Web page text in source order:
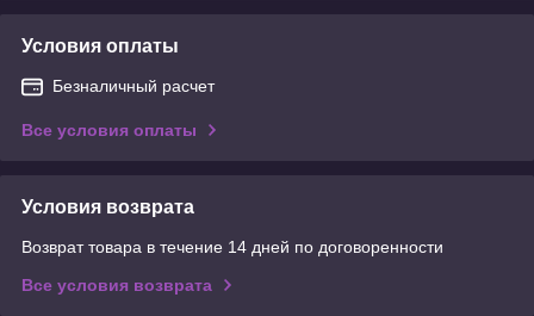
Условия оплаты
Безналичный расчет
Все условия оплаты
Условия возврата
Возврат товара в течение 14 дней по договоренности
Все условия возврата